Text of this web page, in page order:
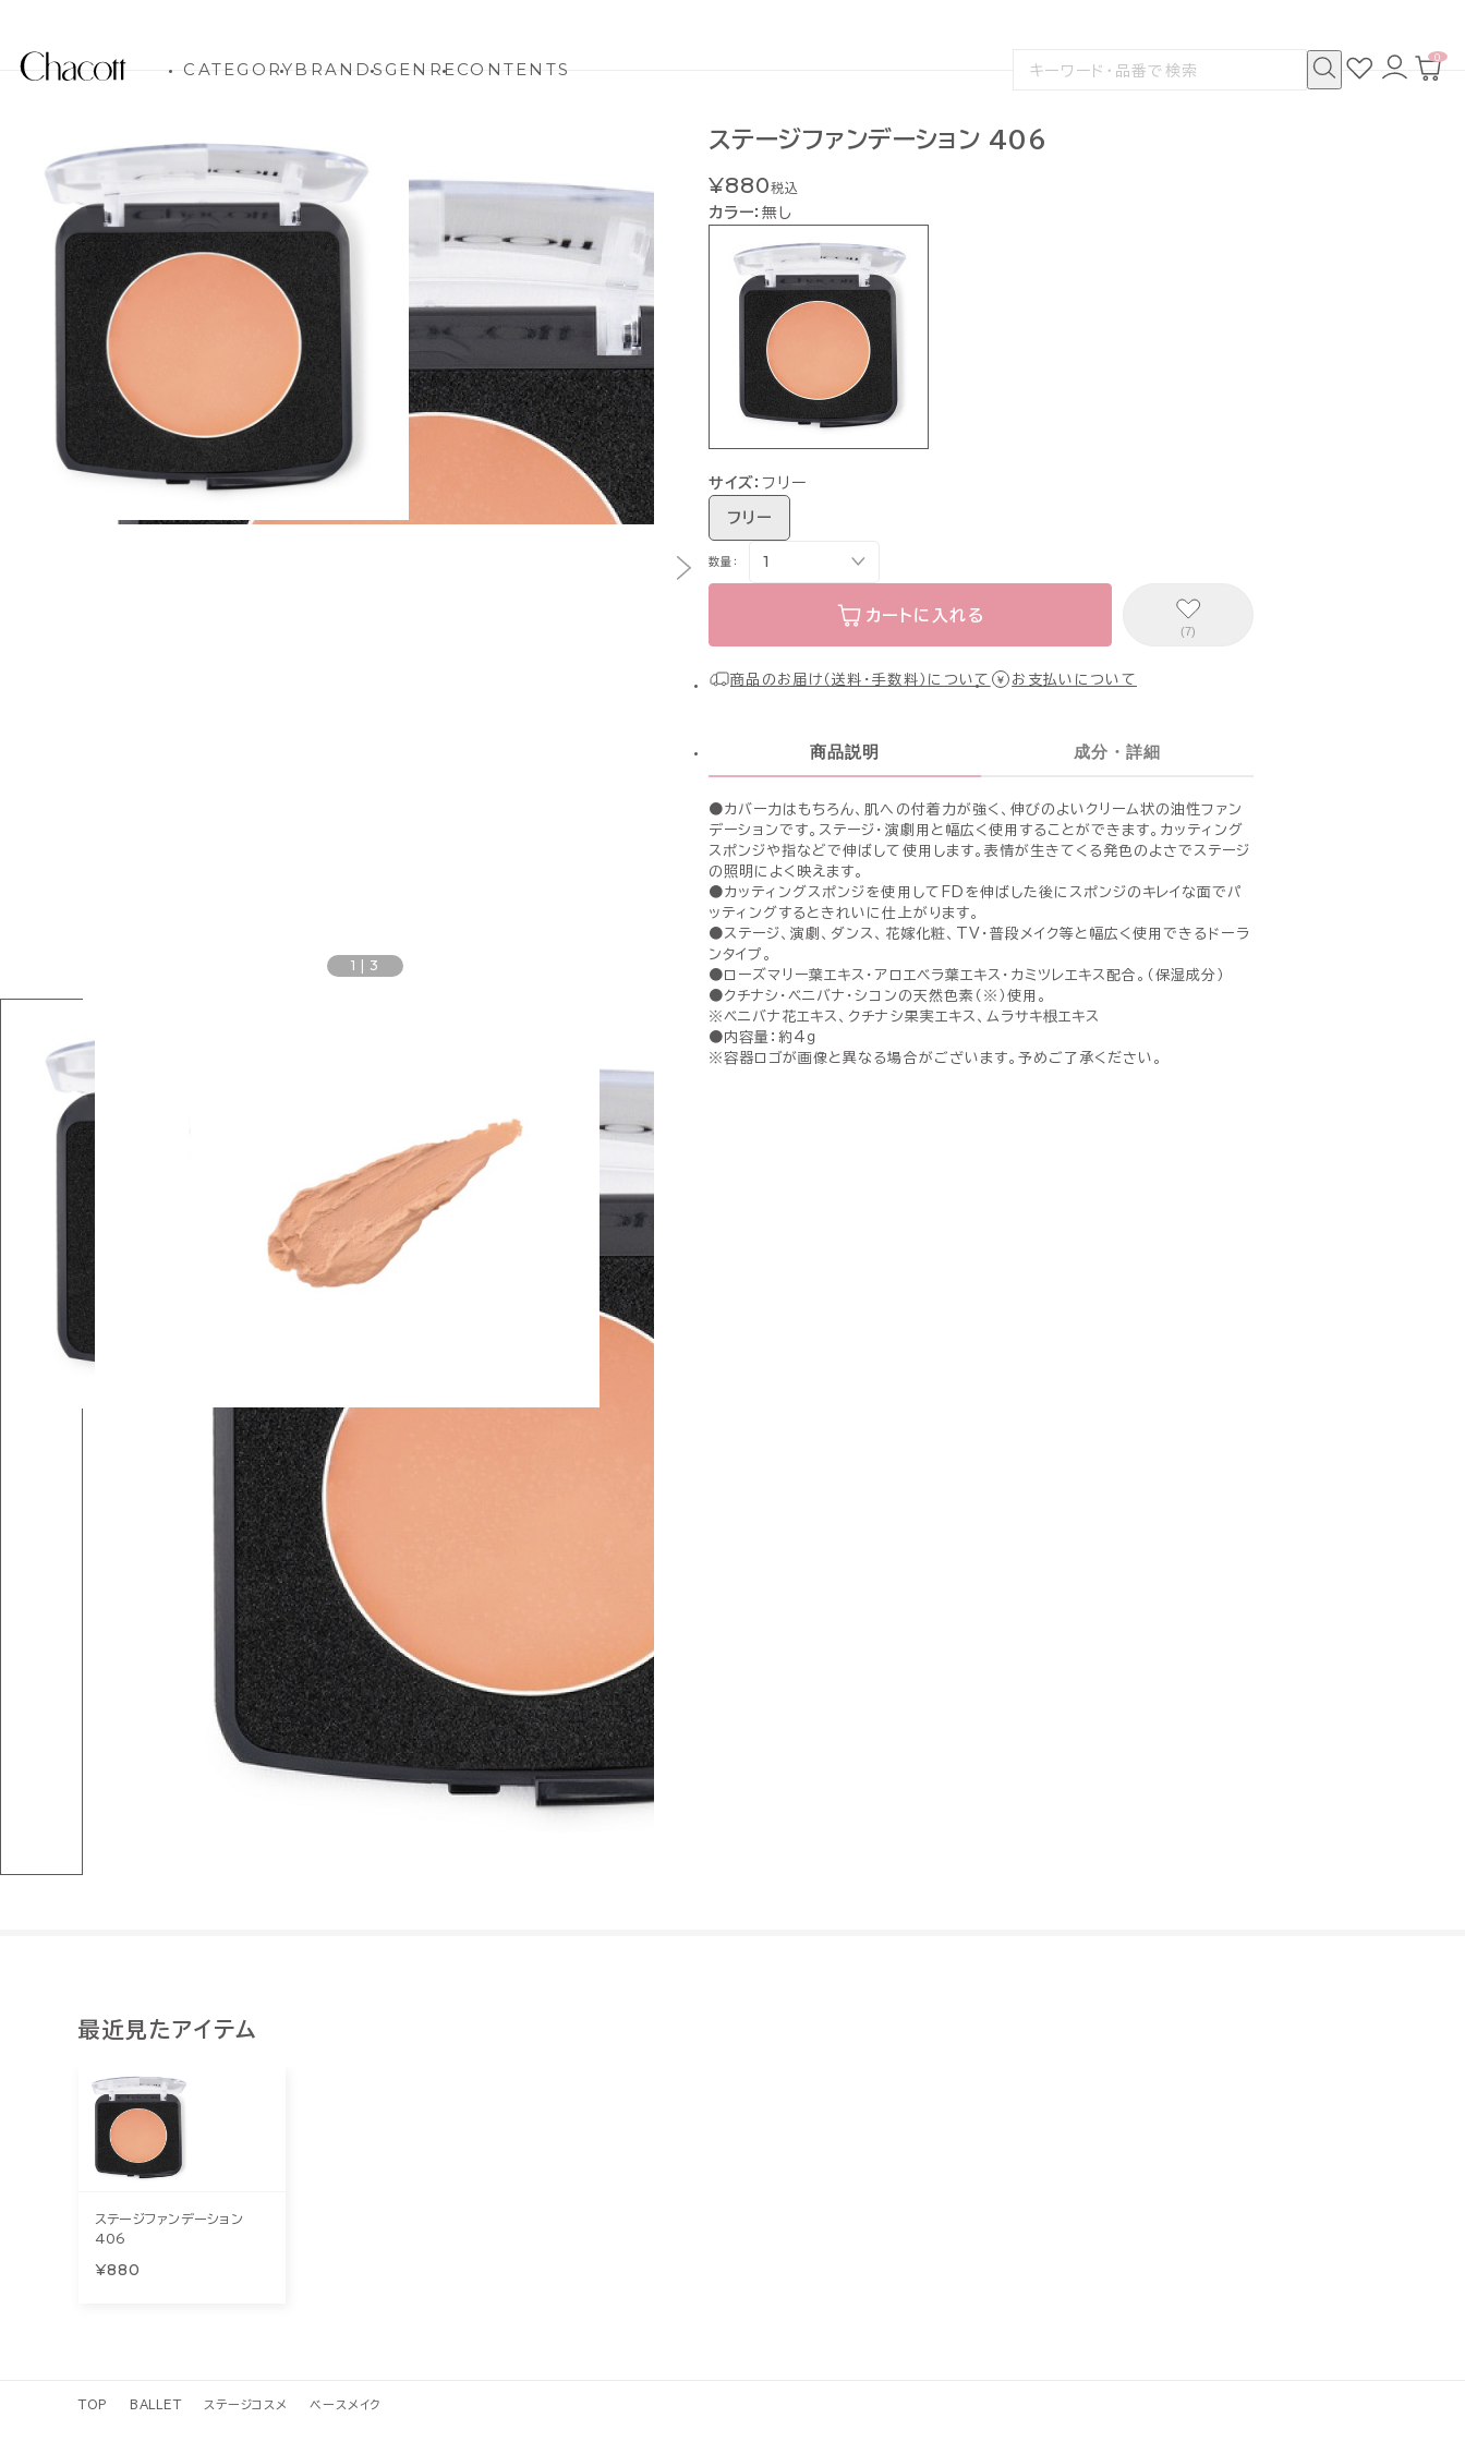
CATEGORYBRANDSGENRECONTENTS
検
お
気
ロ
グ
カ
0
1 3
ステージファンデーション 406
¥880税込
カラー：無し
サイズ：フリー
フリー
数量：
カートに入れる
(7)
商品のお届け（送料・手数料）について お支払いについて
商品説明 成分・詳細
●カバー力はもちろん、肌への付着力が強く、伸びのよいクリーム状の油性ファン
デーションです。ステージ・演劇用と幅広く使用することができます。カッティング
スポンジや指などで伸ばして使用します。表情が生きてくる発色のよさでステージ
の照明によく映えます。
●カッティングスポンジを使用してFDを伸ばした後にスポンジのキレイな面でパ
ッティングするときれいに仕上がります。
●ステージ、演劇、ダンス、花嫁化粧、TV・普段メイク等と幅広く使用できるドーラ
ンタイプ。
●ローズマリー葉エキス・アロエベラ葉エキス・カミツレエキス配合。（保湿成分）
●クチナシ・ベニバナ・シコンの天然色素（※）使用。
※ベニバナ花エキス、クチナシ果実エキス、ムラサキ根エキス
●内容量：約4ｇ
※容器ロゴが画像と異なる場合がございます。予めご了承ください。
最近見たアイテム
ステージファンデーション
406
¥880
TOP BALLET ステージコスメ ベースメイク